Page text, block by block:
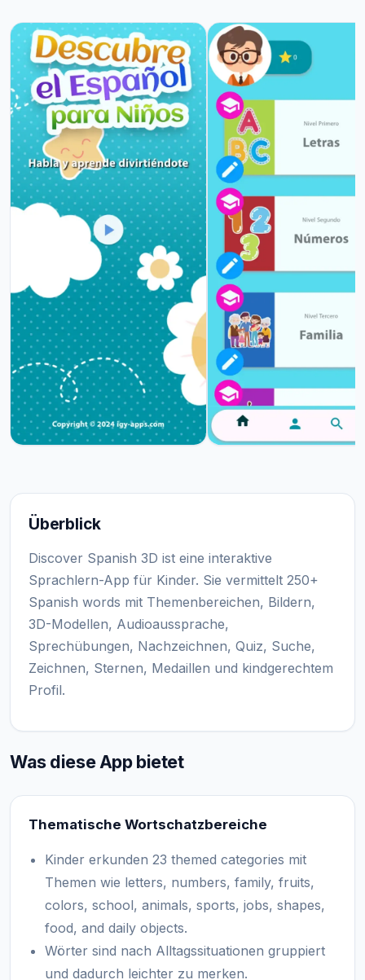
Überblick
Discover Spanish 3D ist eine interaktive
Sprachlern-App für Kinder. Sie vermittelt 250+
Spanish words mit Themenbereichen, Bildern,
3D-Modellen, Audioaussprache,
Sprechübungen, Nachzeichnen, Quiz, Suche,
Zeichnen, Sternen, Medaillen und kindgerechtem
Profil.
Was diese App bietet
Thematische Wortschatzbereiche
Kinder erkunden 23 themed categories mit
Themen wie letters, numbers, family, fruits,
colors, school, animals, sports, jobs, shapes,
food, and daily objects.
Wörter sind nach Alltagssituationen gruppiert
und dadurch leichter zu merken.